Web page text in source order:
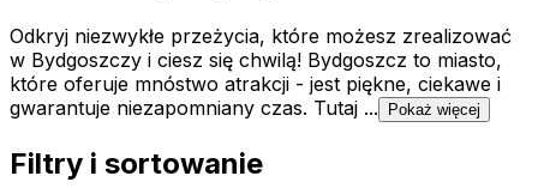
Odkryj niezwykłe przeżycia, które możesz zrealizować
w Bydgoszczy i ciesz się chwilą! Bydgoszcz to miasto,
które oferuje mnóstwo atrakcji - jest piękne, ciekawe i
gwarantuje niezapomniany czas. Tutaj ...
Pokaż więcej
Filtry i sortowanie